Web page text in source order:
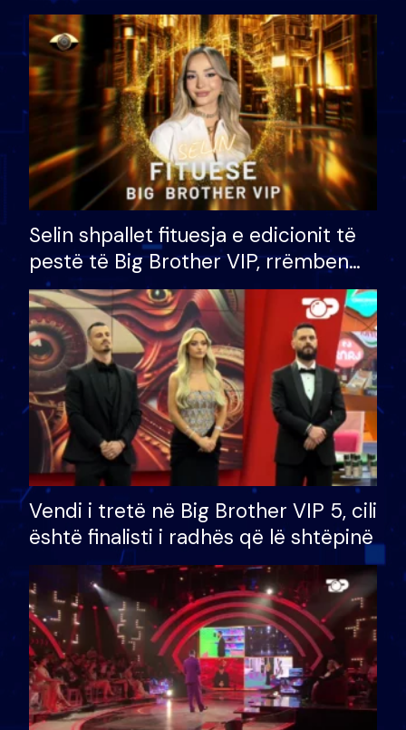
Selin shpallet fituesja e edicionit të
pestë të Big Brother VIP, rrëmben
çmimin e madh prej 100 mijë eurosh
Vendi i tretë në Big Brother VIP 5, cili
është finalisti i radhës që lë shtëpinë